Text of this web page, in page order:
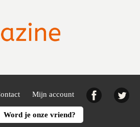
Mijn account Facebook
Word je onze vriend?